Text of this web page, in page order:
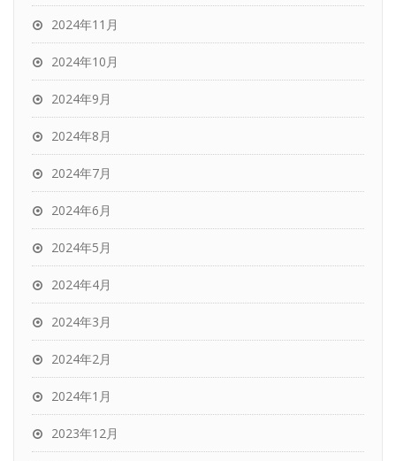
2024年11月
2024年10月
2024年9月
2024年8月
2024年7月
2024年6月
2024年5月
2024年4月
2024年3月
2024年2月
2024年1月
2023年12月